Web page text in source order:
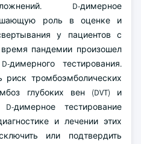
D-димерное
роль в оценке и
у пациентов с
время пандемии произошел
димерного тестирования.
риск тромбоэмболических
глубоких вен (DVT) и
димерное тестирование
и лечении этих
или подтвердить